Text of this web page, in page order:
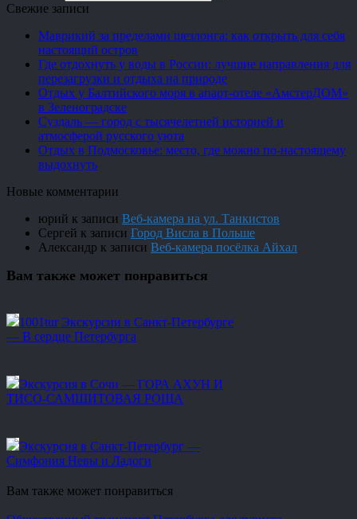
Свежие записи
Маврикий за пределами шезлонга: как открыть для себя
настоящий остров
Где отдохнуть у воды в России: лучшие направления для
перезагрузки и отдыха на природе
Отдых у Балтийского моря в апарт-отеле «АмстерДОМ»
в Зеленоградске
Суздаль — город с тысячелетней историей и
атмосферой русского уюта
Отдых в Подмосковье: место, где можно по-настоящему
выдохнуть
Новые комментарии
юрий к записи Веб-камера на ул. Танкистов
Сергей к записи Город Висла в Польше
Александр к записи Веб-камера посёлка Айхал
Вам также может понравиться
1001tur Экскурсии в Санкт-Петербурге
— В сердце Петербурга
Экскурсия в Сочи — ГОРА АХУН И
ТИСО-САМШИТОВАЯ РОЩА
Экскурсия в Санкт-Петербург —
Симфония Невы и Ладоги
Вам также может понравиться